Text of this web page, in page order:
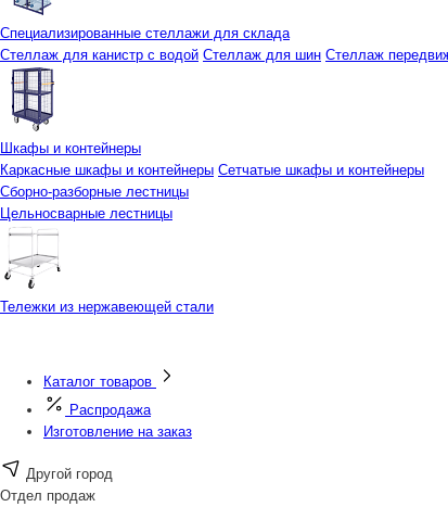
Специализированные стеллажи для склада
Стеллаж для канистр с водой Стеллаж для шин Стеллаж
Шкафы и контейнеры
Каркасные шкафы и контейнеры Сетчатые шкафы и контейнеры
Сборно-разборные лестницы
Цельносварные лестницы
Тележки из нержавеющей стали
Каталог товаров
Распродажа
Изготовление на заказ
Другой город
Отдел продаж